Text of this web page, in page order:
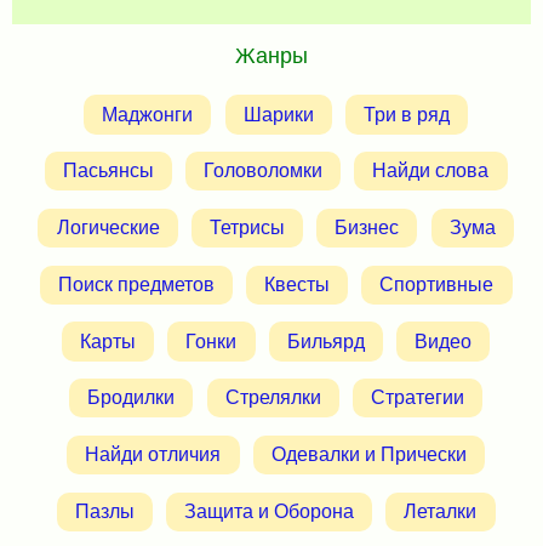
Жанры
Маджонги Шарики Три в ряд
Пасьянсы Головоломки Найди слова
Логические Тетрисы Бизнес Зума
Поиск предметов Квесты Спортивные
Карты Гонки Бильярд Видео
Бродилки Стрелялки Стратегии
Найди отличия Одевалки и Прически
Пазлы Защита и Оборона Леталки